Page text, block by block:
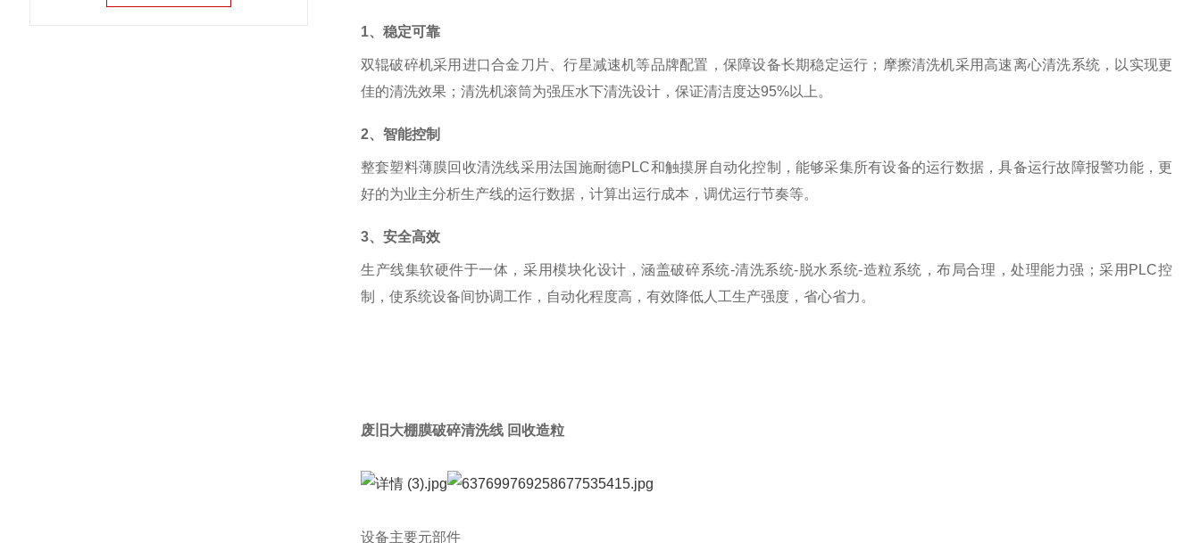
1、稳定可靠
双辊破碎机采用进口合金刀片、行星减速机等品牌配置，保障设备长期稳定运行；摩擦清洗机采用高速离心清洗系统，以实现更
佳的清洗效果；清洗机滚筒为强压水下清洗设计，保证清洁度达95%以上。
2、智能控制
整套塑料薄膜回收清洗线采用法国施耐德PLC和触摸屏自动化控制，能够采集所有设备的运行数据，具备运行故障报警功能，更
好的为业主分析生产线的运行数据，计算出运行成本，调优运行节奏等。
3、安全高效
生产线集软硬件于一体，采用模块化设计，涵盖破碎系统-清洗系统-脱水系统-造粒系统，布局合理，处理能力强；采用PLC控
制，使系统设备间协调工作，自动化程度高，有效降低人工生产强度，省心省力。
废旧大棚膜破碎清洗线 回收造粒
设备主要元部件